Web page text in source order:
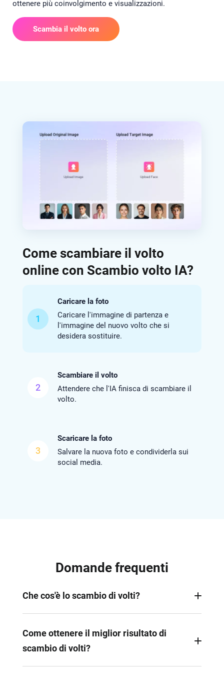
ottenere più coinvolgimento e visualizzazioni.
Scambia il volto ora
Come scambiare il volto
online con Scambio volto IA?
1
Caricare la foto
Caricare l'immagine di partenza e
l'immagine del nuovo volto che si
desidera sostituire.
2
Scambiare il volto
Attendere che l'IA finisca di scambiare il
volto.
3
Scaricare la foto
Salvare la nuova foto e condividerla sui
social media.
Domande frequenti
Che cos'è lo scambio di volti?
sostituire il volto di una foto o di un video con un
altro. Questo può creare effetti umoristici o
Come ottenere il miglior risultato di
scambio di volti?